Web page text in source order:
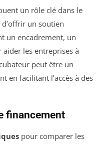
un rôle clé dans le
un soutien
un encadrement, un
aider les entreprises à
peut être un
en facilitant l’accès à des
financement
pour comparer les